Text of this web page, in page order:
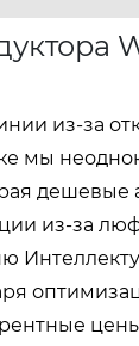
из-за
мы
дешевые
из-за